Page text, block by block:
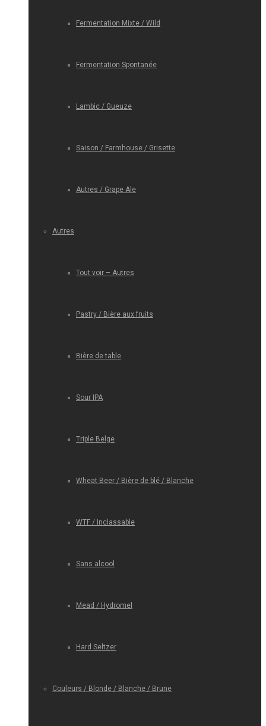
Fermentation Mixte / Wild
Fermentation Spontanée
Lambic / Gueuze
Saison / Farmhouse / Grisette
Autres / Grape Ale
Autres
Tout voir – Autres
Pastry / Bière aux fruits
Bière de table
Sour IPA
Triple Belge
Wheat Beer / Bière de blé / Blanche
WTF / Inclassable
Sans alcool
Mead / Hydromel
Hard Seltzer
Couleurs / Blonde / Blanche / Brune